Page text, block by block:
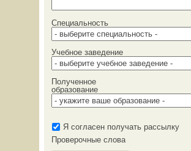
Специальность
Учебное заведение
Полученное
образование
Я согласен получать рассылку
Проверочные слова